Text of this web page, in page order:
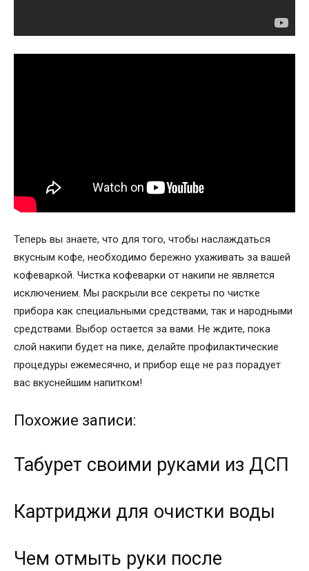
Теперь вы знаете, что для того, чтобы наслаждаться
вкусным кофе, необходимо бережно ухаживать за вашей
кофеваркой. Чистка кофеварки от накипи не является
исключением. Мы раскрыли все секреты по чистке
прибора как специальными средствами, так и народными
средствами. Выбор остается за вами. Не ждите, пока
слой накипи будет на пике, делайте профилактические
процедуры ежемесячно, и прибор еще не раз порадует
вас вкуснейшим напитком!
Похожие записи:
Табурет своими руками из ДСП
Картриджи для очистки воды
Чем отмыть руки после